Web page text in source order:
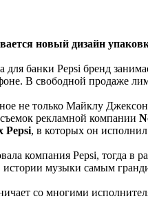
новый дизайн
банки Pepsi бренд
В свободной продаже
не только Майклу
рекламной компании
Pepsi, в которых он
компания Pepsi, тогда в
истории музыки самым
со многими